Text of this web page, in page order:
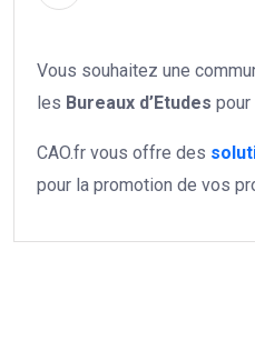
Vous souhaitez une
les Bureaux d’Etudes pour
CAO.fr vous offre des
pour la promotion de vos